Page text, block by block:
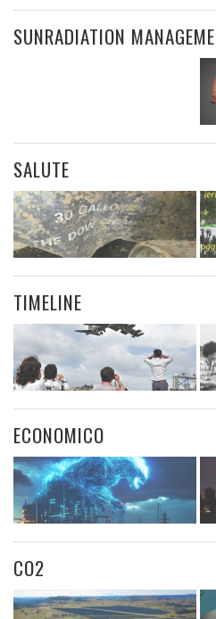
SUNRADIATION
SALUTE
TIMELINE
ECONOMICO
CO2